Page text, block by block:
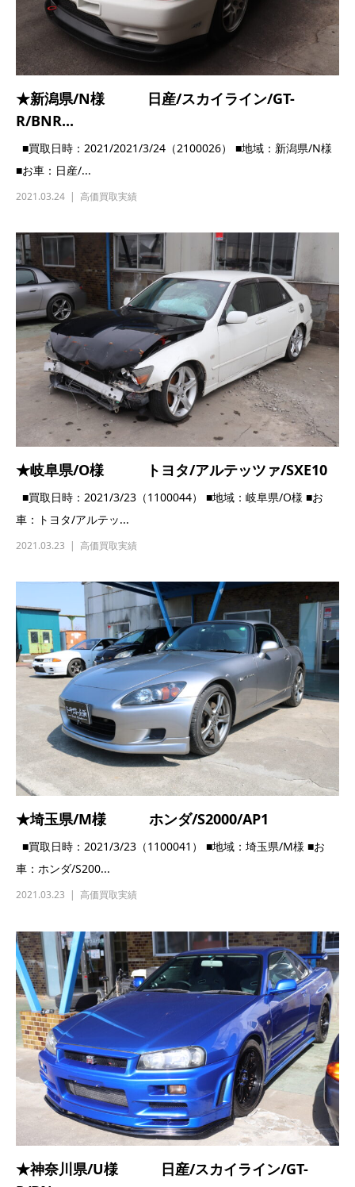
車：スバル/インプレ...
高価買取実績
★岩手県/H様 日産/スカイライン/GT-
R/BCN...
■買取日時：2021/2021/3/14（2100022） ■地域：岩手県/H様
■お車：日産/...
高価買取実績
English
GT-R高価買取
バイク・その他販売
パーツ販売
全国自動車盗難情報
GT-R
グレード検索
COMPANY
会社概要
最新情報
営業日カレンダー
本社
つくば研究学園店
グループ会社（USA）
プライバシーポリシー
FAQ
ブログ
RECRUIT
採用情報
本社 各部署
各支店・店舗
YouTube出演 専属モデル
CONTACT
お問合わせ
業販問合せフォーム
各SNS・LINE
全国自動車盗難情報
LINEで査定